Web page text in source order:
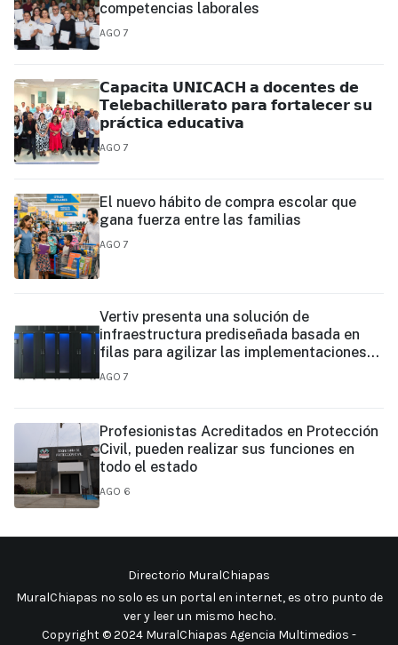
competencias laborales
AGO 7
𝗖𝗮𝗽𝗮𝗰𝗶𝘁𝗮 𝗨𝗡𝗜𝗖𝗔𝗖𝗛 𝗮 𝗱𝗼𝗰𝗲𝗻𝘁𝗲𝘀 𝗱𝗲
𝗧𝗲𝗹𝗲𝗯𝗮𝗰𝗵𝗶𝗹𝗹𝗲𝗿𝗮𝘁𝗼 𝗽𝗮𝗿𝗮 𝗳𝗼𝗿𝘁𝗮𝗹𝗲𝗰𝗲𝗿 𝘀𝘂
𝗽𝗿𝗮́𝗰𝘁𝗶𝗰𝗮 𝗲𝗱𝘂𝗰𝗮𝘁𝗶𝘃𝗮
AGO 7
El nuevo hábito de compra escolar que
gana fuerza entre las familias
AGO 7
Vertiv presenta una solución de
infraestructura prediseñada basada en
filas para agilizar las implementaciones
de centros de datos en el borde y de IA en
AGO 7
Profesionistas Acreditados en Protección
Civil, pueden realizar sus funciones en
todo el estado
AGO 6
Directorio MuralChiapas
MuralChiapas no solo es un portal en internet, es otro punto de
ver y leer un mismo hecho.
Copyright © 2024 MuralChiapas Agencia Multimedios -